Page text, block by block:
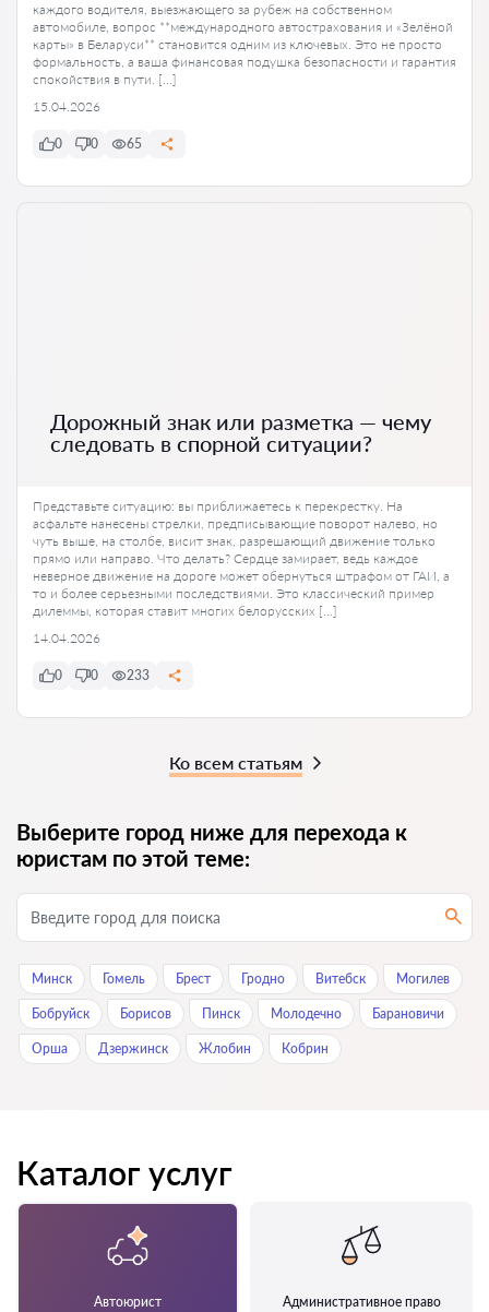
каждого водителя, выезжающего за рубеж на собственном
автомобиле, вопрос **международного автострахования и «Зелёной
карты» в Беларуси** становится одним из ключевых. Это не просто
формальность, а ваша финансовая подушка безопасности и гарантия
спокойствия в пути. […]
15.04.2026
0 0 65
Дорожный знак или разметка — чему
следовать в спорной ситуации?
Представьте ситуацию: вы приближаетесь к перекрестку. На
асфальте нанесены стрелки, предписывающие поворот налево, но
чуть выше, на столбе, висит знак, разрешающий движение только
прямо или направо. Что делать? Сердце замирает, ведь каждое
неверное движение на дороге может обернуться штрафом от ГАИ, а
то и более серьезными последствиями. Это классический пример
дилеммы, которая ставит многих белорусских […]
14.04.2026
0 0 233
Ко всем статьям
Выберите город ниже для перехода к
юристам по этой теме:
Минск Гомель Брест Гродно Витебск Могилев
Бобруйск Борисов Пинск Молодечно Барановичи
Орша Дзержинск Жлобин Кобрин
Каталог услуг
Автоюрист Административное право